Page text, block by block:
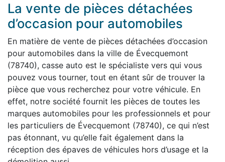
La vente de pièces détachées
d’occasion pour automobiles
En matière de vente de pièces détachées d’occasion
pour automobiles dans la ville de Évecquemont
(78740), casse auto est le spécialiste vers qui vous
pouvez vous tourner, tout en étant sûr de trouver la
pièce que vous recherchez pour votre véhicule. En
effet, notre société fournit les pièces de toutes les
marques automobiles pour les professionnels et pour
les particuliers de Évecquemont (78740), ce qui n’est
pas étonnant, vu qu’elle fait également dans la
réception des épaves de véhicules hors d’usage et la